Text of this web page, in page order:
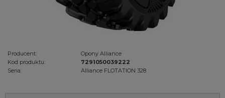
Producent:
Opony Alliance
Kod produktu:
7291050039222
Seria:
Alliance FLOTATION 328